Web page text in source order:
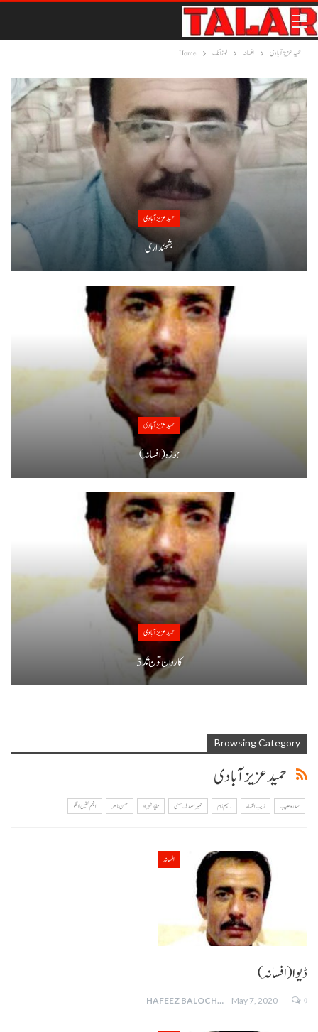
Home لوزانک افسانہ حمید عزیز آبادی
حمید عزیز آبادی
بشخنداری
حمید عزیز آبادی
جوزہ(افسانہ)
حمید عزیز آبادی
کاروان تون تُد 5
Browsing Category
حمید عزیز آبادی
انجم عقیل لانگو حسن ناصر حفیظ شہزاد حمیرا صدف حسنی رحیم زام زیب النساء سدرہ حبیب
افسانہ
(ڈیوا (افسانہ
HAFEEZ BALOCH May 7, 2020 0